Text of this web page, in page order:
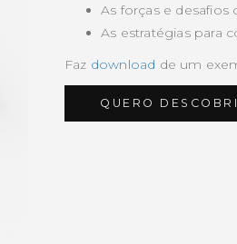
As forças e
As estratégias para
Faz download de um
QUERO